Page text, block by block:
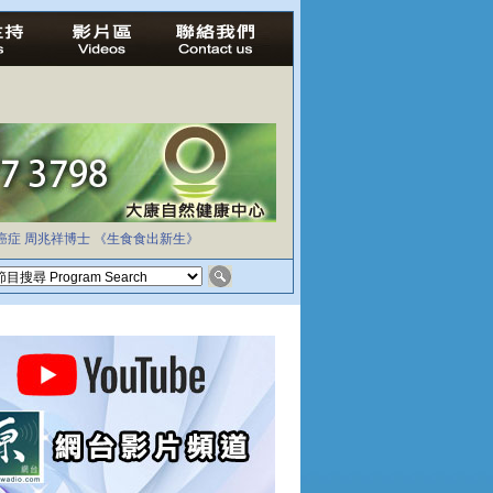
症 周兆祥博士 《生食食出新生》